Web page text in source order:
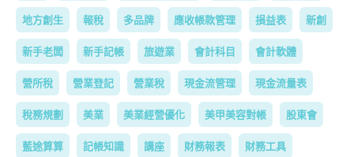
地方創生 報稅 多品牌 應收帳款管理 損益表 新創
新手老闆 新手記帳 旅遊業 會計科目 會計軟體
營所稅 營業登記 營業稅 現金流管理 現金流量表
稅務規劃 美業 美業經營優化 美甲美容對帳 股東會
藍途算算 記帳知識 講座 財務報表 財務工具